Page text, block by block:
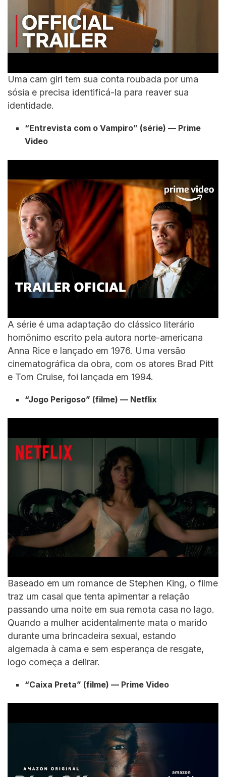
Uma cam girl tem sua conta roubada por uma
sósia e precisa identificá-la para reaver sua
identidade.
“Entrevista com o Vampiro” (série) — Prime
Video
A série é uma adaptação do clássico literário
homônimo escrito pela autora norte-americana
Anna Rice e lançado em 1976. Uma versão
cinematográfica da obra, com os atores Brad Pitt
e Tom Cruise, foi lançada em 1994.
“Jogo Perigoso” (filme) — Netflix
Baseado em um romance de Stephen King, o filme
traz um casal que tenta apimentar a relação
passando uma noite em sua remota casa no lago.
Quando a mulher acidentalmente mata o marido
durante uma brincadeira sexual, estando
algemada à cama e sem esperança de resgate,
logo começa a delirar.
“Caixa Preta” (filme) — Prime Video